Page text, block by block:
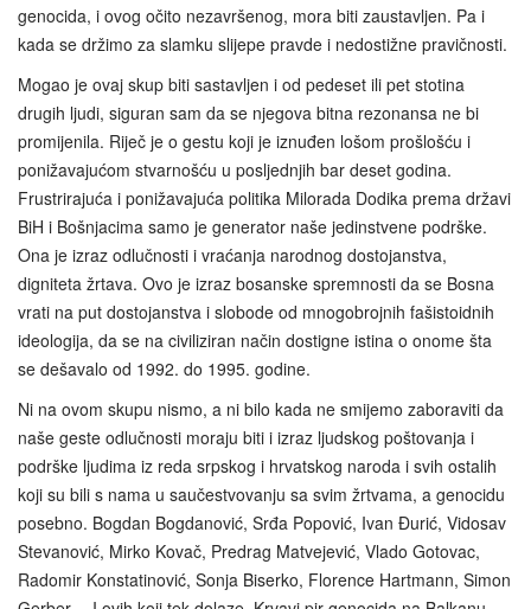
genocida, i ovog očito nezavršenog, mora biti zaustavljen. Pa i
kada se držimo za slamku slijepe pravde i nedostižne pravičnosti.
Mogao je ovaj skup biti sastavljen i od pedeset ili pet stotina
drugih ljudi, siguran sam da se njegova bitna rezonansa ne bi
promijenila. Riječ je o gestu koji je iznuđen lošom prošlošću i
ponižavajućom stvarnošću u posljednjih bar deset godina.
Frustrirajuća i ponižavajuća politika Milorada Dodika prema državi
BiH i Bošnjacima samo je generator naše jedinstvene podrške.
Ona je izraz odlučnosti i vraćanja narodnog dostojanstva,
digniteta žrtava. Ovo je izraz bosanske spremnosti da se Bosna
vrati na put dostojanstva i slobode od mnogobrojnih fašistoidnih
ideologija, da se na civiliziran način dostigne istina o onome šta
se dešavalo od 1992. do 1995. godine.
Ni na ovom skupu nismo, a ni bilo kada ne smijemo zaboraviti da
naše geste odlučnosti moraju biti i izraz ljudskog poštovanja i
podrške ljudima iz reda srpskog i hrvatskog naroda i svih ostalih
koji su bili s nama u saučestvovanju sa svim žrtvama, a genocidu
posebno. Bogdan Bogdanović, Srđa Popović, Ivan Đurić, Vidosav
Stevanović, Mirko Kovač, Predrag Matvejević, Vlado Gotovac,
Radomir Konstatinović, Sonja Biserko, Florence Hartmann, Simon